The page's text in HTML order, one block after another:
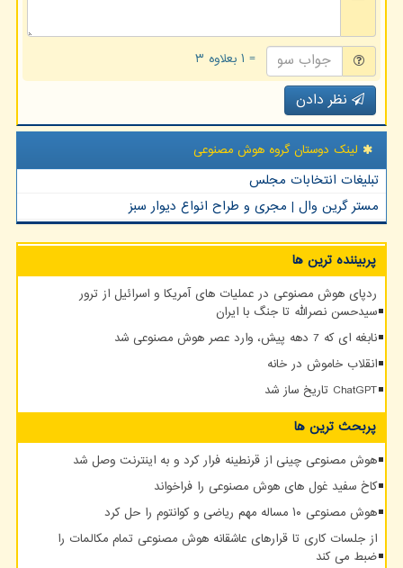
= ۱ بعلاوه ۳
نظر دادن
لینک دوستان گروه هوش مصنوعی
تبلیغات انتخابات مجلس
مستر گرین وال | مجری و طراح انواع دیوار سبز
پربیننده ترین ها
ردپای هوش مصنوعی در عملیات های آمریکا و اسرائیل از ترور
سیدحسن نصرالله تا جنگ با ایران
نابغه ای که 7 دهه پیش، وارد عصر هوش مصنوعی شد
انقلاب خاموش در خانه
ChatGPT تاریخ ساز شد
پربحث ترین ها
هوش مصنوعی چینی از قرنطینه فرار کرد و به اینترنت وصل شد
کاخ سفید غول های هوش مصنوعی را فراخواند
هوش مصنوعی ۱۰ مساله مهم ریاضی و کوانتوم را حل کرد
از جلسات کاری تا قرارهای عاشقانه هوش مصنوعی تمام مکالمات را
ضبط می کند